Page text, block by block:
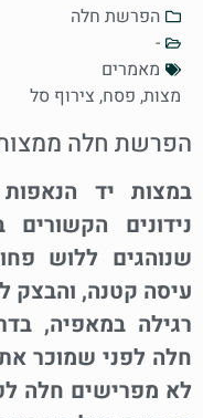
הפרשת חלה
-
מאמרים
מצות, פסח, צירוף סל
הפרשת חלה
במצות יד
נידונים
שנוהגים ללוש
עיסה קטנה, והבצק
רגילה במאפיה,
חלה לפני שמוכר
לא מפרישים חלה